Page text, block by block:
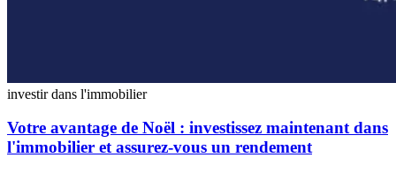
investir dans l'immobilier
Votre avantage de Noël : investissez maintenant dans
l'immobilier et assurez-vous un rendement